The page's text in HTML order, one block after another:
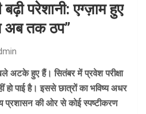
परेशानी: एग्ज़ाम हुए
अब तक ठप”
अटके हुए हैं। सितंबर में प्रवेश परीक्षा
पाई है। इससे छात्रों का भविष्य अधर
प्रशासन की ओर से कोई स्पष्टीकरण